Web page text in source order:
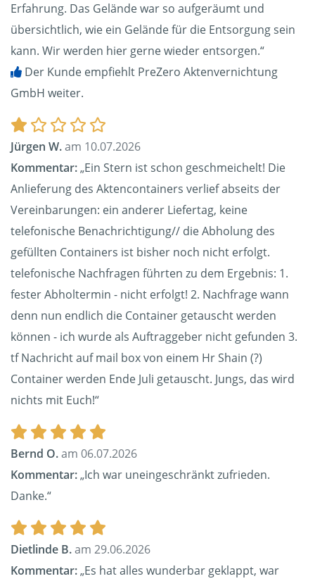
Erfahrung. Das Gelände war so aufgeräumt und
übersichtlich, wie ein Gelände für die Entsorgung sein
kann. Wir werden hier gerne wieder entsorgen.“
Der Kunde empfiehlt PreZero Aktenvernichtung
GmbH weiter.
Jürgen W.am 10.07.2026
Kommentar:„Ein Stern ist schon geschmeichelt! Die
Anlieferung des Aktencontainers verlief abseits der
Vereinbarungen: ein anderer Liefertag, keine
telefonische Benachrichtigung// die Abholung des
gefüllten Containers ist bisher noch nicht erfolgt.
telefonische Nachfragen führten zu dem Ergebnis: 1.
fester Abholtermin - nicht erfolgt! 2. Nachfrage wann
denn nun endlich die Container getauscht werden
können - ich wurde als Auftraggeber nicht gefunden 3.
tf Nachricht auf mail box von einem Hr Shain (?)
Container werden Ende Juli getauscht. Jungs, das wird
nichts mit Euch!“
Bernd O.am 06.07.2026
Kommentar:„Ich war uneingeschränkt zufrieden.
Danke.“
Dietlinde B.am 29.06.2026
Kommentar:„Es hat alles wunderbar geklappt, war